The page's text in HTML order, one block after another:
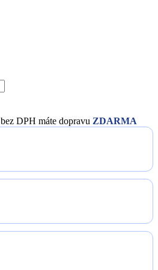
bez DPH máte dopravu ZDARMA